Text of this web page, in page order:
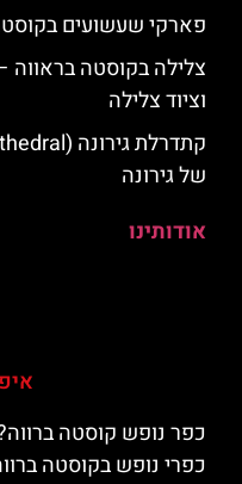
פארקי שעשועים
צלילה בקוסטה בראווה
וציוד צלילה
של גירונה
אודותינו
כפר נופש קוסטה
כפרי נופש בקוסטה